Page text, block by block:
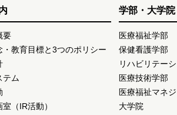
要
・教育目標と3つのポリシー
テム
（IR活動）
学部・大学院
医療福祉学部
保健看護学部
リハビリテー
医療技術学部
医療福祉マネ
大学院